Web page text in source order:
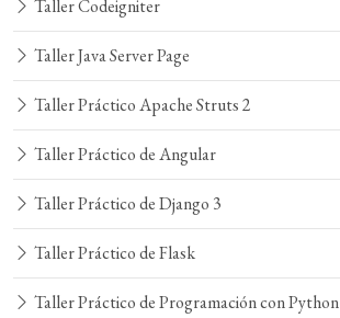
Taller Codeigniter
Taller Java Server Page
Taller Práctico Apache Struts 2
Taller Práctico de Angular
Taller Práctico de Django 3
Taller Práctico de Flask
Taller Práctico de Programación con Python